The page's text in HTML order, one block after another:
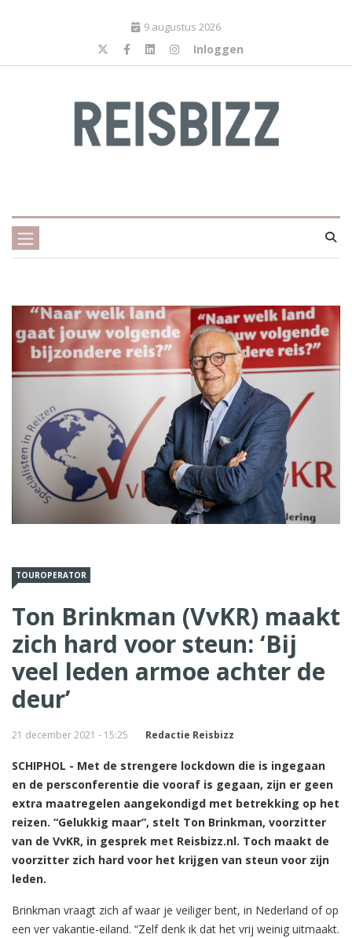
9 augustus 2026
Inloggen
TOUROPERATOR
Ton Brinkman (VvKR) maakt
zich hard voor steun: ‘Bij
veel leden armoe achter de
deur’
21 december 2021 - 15:25 Redactie Reisbizz
SCHIPHOL - Met de strengere lockdown die is ingegaan
en de persconferentie die vooraf is gegaan, zijn er geen
extra maatregelen aangekondigd met betrekking op het
reizen. “Gelukkig maar”, stelt Ton Brinkman, voorzitter
van de VvKR, in gesprek met Reisbizz.nl. Toch maakt de
voorzitter zich hard voor het krijgen van steun voor zijn
leden.
Brinkman vraagt zich af waar je veiliger bent, in Nederland of op
een ver vakantie-eiland. “Zelf denk ik dat het vrij weinig uitmaakt.